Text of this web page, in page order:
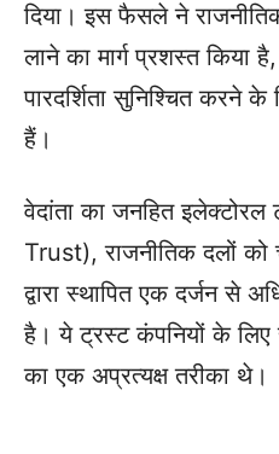
दिया। इस फैसले ने
लाने का मार्ग प्रशस्त किया
पारदर्शिता सुनिश्चित करने
हैं।
वेदांता का जनहित
Trust), राजनीतिक दलों को
द्वारा स्थापित एक दर्जन से
है। ये ट्रस्ट कंपनियों के लिए
का एक अप्रत्यक्ष तरीका थे।